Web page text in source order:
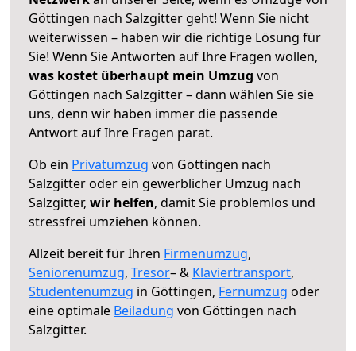
Göttingen nach Salzgitter geht! Wenn Sie nicht
weiterwissen – haben wir die richtige Lösung für
Sie! Wenn Sie Antworten auf Ihre Fragen wollen,
was kostet überhaupt mein Umzug von
Göttingen nach Salzgitter – dann wählen Sie sie
uns, denn wir haben immer die passende
Antwort auf Ihre Fragen parat.
Ob ein Privatumzug von Göttingen nach
Salzgitter oder ein gewerblicher Umzug nach
Salzgitter, wir helfen, damit Sie problemlos und
stressfrei umziehen können.
Allzeit bereit für Ihren Firmenumzug,
Seniorenumzug, Tresor– & Klaviertransport,
Studentenumzug in Göttingen, Fernumzug oder
eine optimale Beiladung von Göttingen nach
Salzgitter.